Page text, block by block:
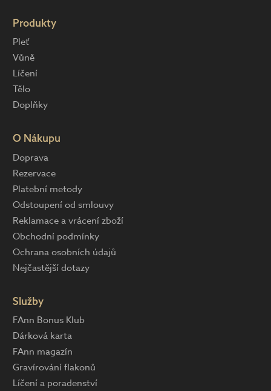
Produkty
Pleť
Vůně
Líčení
Tělo
Doplňky
O Nákupu
Doprava
Rezervace
Platební metody
Odstoupení od smlouvy
Reklamace a vrácení zboží
Obchodní podmínky
Ochrana osobních údajů
Nejčastější dotazy
Služby
FAnn Bonus Klub
Dárková karta
FAnn magazín
Gravírování flakonů
Líčení a poradenství